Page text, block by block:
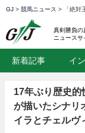
GJ > 競馬ニュース > 「絶
真剣勝負の
ニュースサ
新着記事 イ
17年ぶり歴史的
が描いたシナリ
イラとチェルヴ